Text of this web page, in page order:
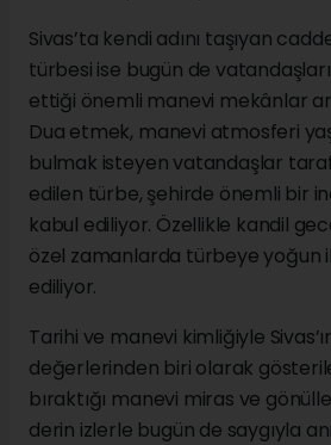
Sivas’ta kendi adını taşıyan
türbesi ise bugün de
ettiği önemli manevi mekânlar
Dua etmek, manevi atmosferi
bulmak isteyen vatandaşlar
edilen türbe, şehirde önemli bir
kabul ediliyor. Özellikle kandil
özel zamanlarda türbeye yoğun
ediliyor.
Tarihi ve manevi kimliğiyle
değerlerinden biri olarak
bıraktığı manevi miras ve
derin izlerle bugün de saygıyla